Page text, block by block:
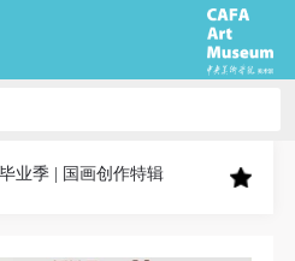
业季 | 国画创作特辑
权协议书
人参与中央美术学院美术馆
权协议书
人参与中央美术学院美术馆
权协议书
人参与中央美术学院美术馆